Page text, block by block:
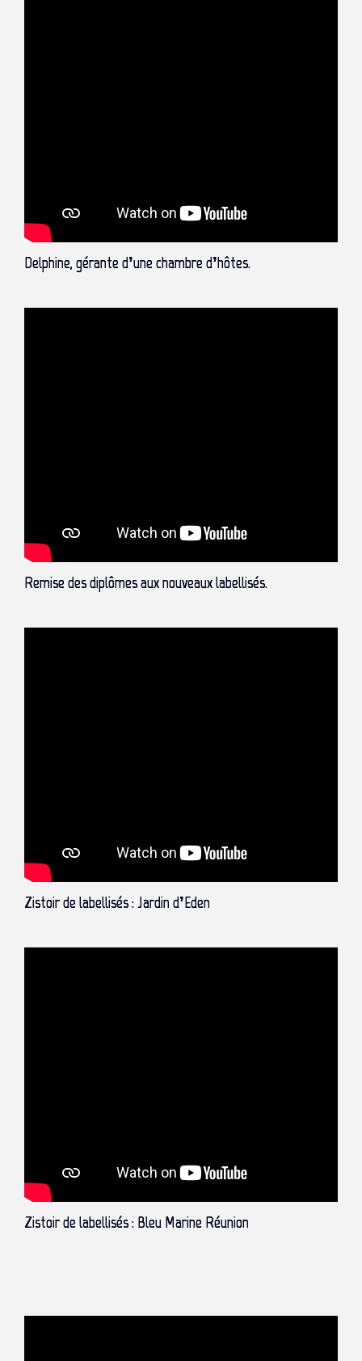
Delphine, gérante d’une chambre d’hôtes.
Remise des diplômes aux nouveaux labellisés.
Zistoir de labellisés : Jardin d’Eden
Zistoir de labellisés : Bleu Marine Réunion